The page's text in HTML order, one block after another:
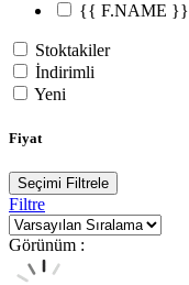
{{ F.NAME }}
Stoktakiler
İndirimli
Yeni
Fiyat
Seçimi Filtrele
Filtre
Görünüm :